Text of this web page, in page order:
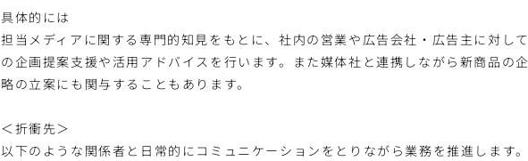
具体的には
担当メディアに関する専門的知見をもとに、社内の営業や広告会社・広告主に対し
の企画提案支援や活用アドバイスを行います。また媒体社と連携しながら新商品の
略の立案にも関与することもあります。
＜折衝先＞
以下のような関係者と日常的にコミュニケーションをとりながら業務を推進します。